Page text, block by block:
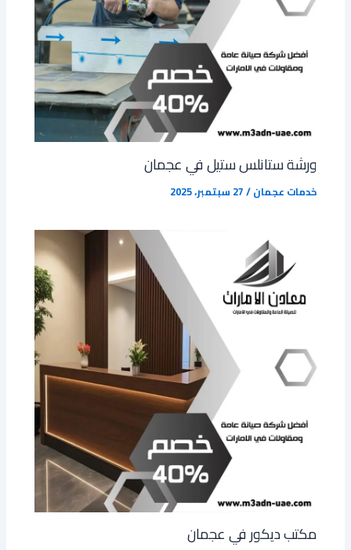
‏ورشة ستانلس ستيل في عجمان
خدمات عجمان/27 سبتمبر، 2025
مكتب ديكور في عجمان